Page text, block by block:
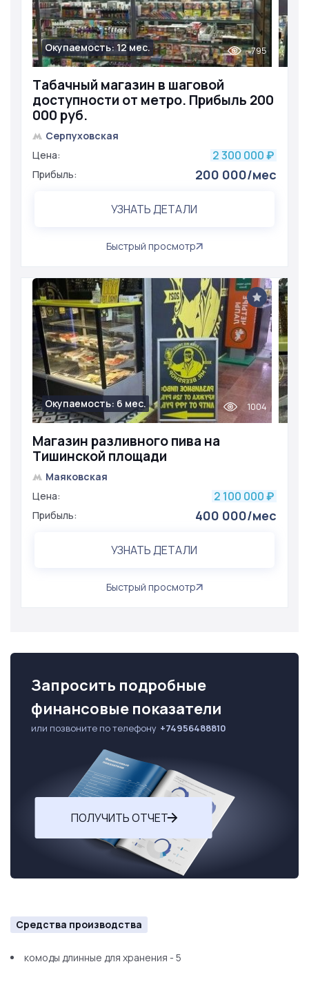
Тaбaчный магазин в шаговой
доступности от метро. Прибыль 200
000 руб.
Окупаемость: 12 мес. 795
Серпуховская
Цена:
2 300 000 ₽
Прибыль: 200 000/мес
УЗНАТЬ ДЕТАЛИ
Быстрый просмотр
Магазин разливного пива на
Тишинской площади
Окупаемость: 6 мес. 1004
Маяковская
Цена:
2 100 000 ₽
Прибыль: 400 000/мес
УЗНАТЬ ДЕТАЛИ
Быстрый просмотр
Запросить подробные
финансовые показатели
или позвоните по телефону +74956488810
ПОЛУЧИТЬ ОТЧЕТ
Средства производства
комоды длинные для хранения - 5